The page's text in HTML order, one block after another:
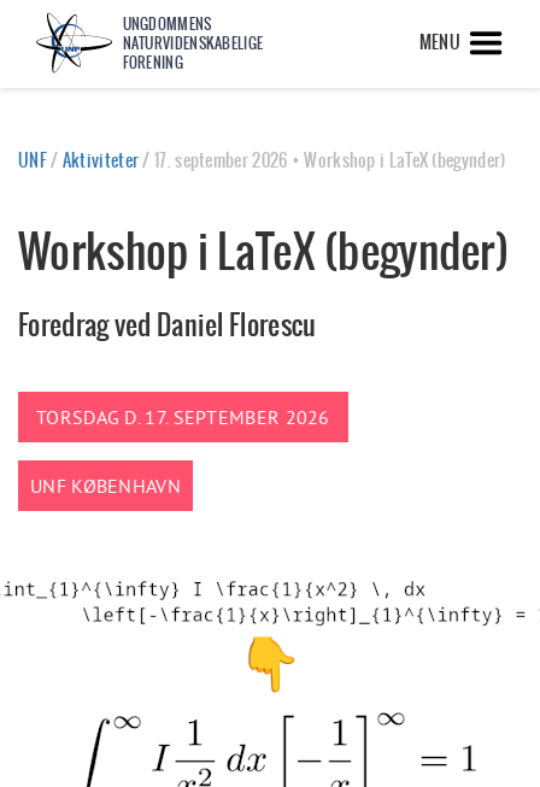
UNGDOMMENS
NATURVIDENSKABELIGE
FORENING
MENU
UNF/Aktiviteter/17. september 2026 • Workshop i LaTeX (begynder)
Workshop i LaTeX (begynder)
Foredrag ved Daniel Florescu
TORSDAG D. 17. SEPTEMBER 2026
UNF KØBENHAVN